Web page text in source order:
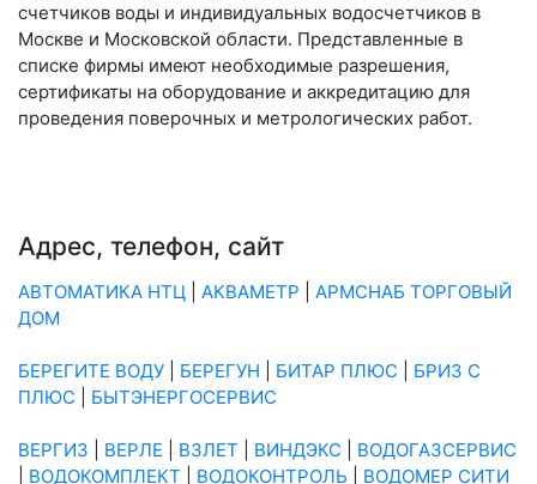
счетчиков воды и индивидуальных водосчетчиков в
Москве и Московской области. Представленные в
списке фирмы имеют необходимые разрешения,
сертификаты на оборудование и аккредитацию для
проведения поверочных и метрологических работ.
Адрес, телефон, сайт
АВТОМАТИКА НТЦ АКВАМЕТР
АРМСНАБ ТОРГОВЫЙ
ДОМ
БЕРЕГИТЕ ВОДУ БЕРЕГУН БИТАР ПЛЮС
БРИЗ С
ПЛЮС
БЫТЭНЕРГОСЕРВИС
ВЕРГИЗ ВЕРЛЕ ВЗЛЕТ ВИНДЭКС
ВОДОГАЗСЕРВИС
ВОДОКОМПЛЕКТ ВОДОКОНТРОЛЬ
ВОДОМЕР СИТИ